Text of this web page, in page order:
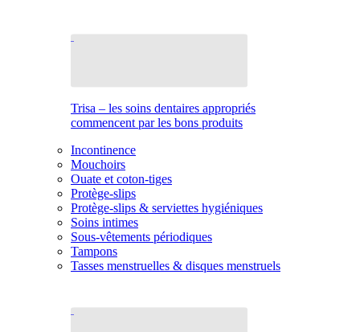
Trisa – les soins dentaires appropriés
commencent par les bons produits
Incontinence
Mouchoirs
Ouate et coton-tiges
Protège-slips
Protège-slips & serviettes hygiéniques
Soins intimes
Sous-vêtements périodiques
Tampons
Tasses menstruelles & disques menstruels